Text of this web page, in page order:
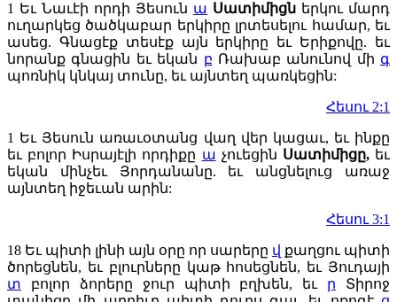
1 Եւ Նաւէի որդի Յեսուն ա Սատիմիցն երկու մարդ
ուղարկեց ծածկաբար երկիրը լրտեսելու համար, եւ
ասեց. Գնացէք տեսէք այն երկիրը եւ Երիքովը. եւ
նորանք գնացին եւ եկան բ Ռախաբ անունով մի գ
պոռնիկ կնկայ տունը, եւ այնտեղ պառկեցին:
Հեսու 2:1
1 Եւ Յեսուն առաւօտանց վաղ վեր կացաւ, եւ ինքը
եւ բոլոր Իսրայէլի որդիքը ա չուեցին Սատիմիցը,եւ
եկան մինչեւ Յորդանանը. եւ անցնելուց առաջ
այնտեղ իջեւան արին:
Հեսու 3:1
18 Եւ պիտի լինի այն օրը որ սարերը վ քաղցու պիտի
ծորեցնեն, եւ բլուրները կաթ հոսեցնեն, եւ Յուդայի
տ
բոլոր ձորերը ջուր պիտի բղխեն, եւ ր
Տիրոջ